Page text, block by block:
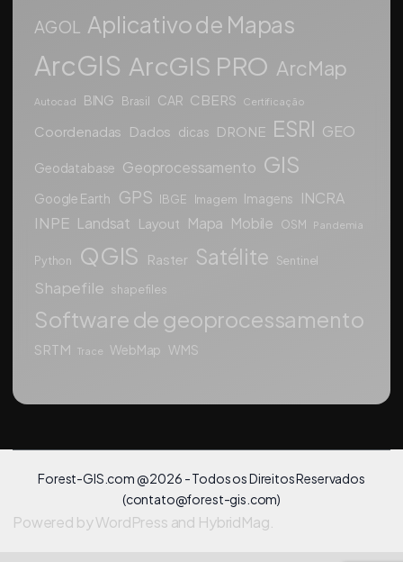
AGOL Aplicativo de Mapas
ArcGIS ArcGIS PRO ArcMap
Autocad BING Brasil CAR CBERS Certificação
Coordenadas Dados dicas DRONE ESRI GEO
Geodatabase Geoprocessamento GIS
Google Earth GPS IBGE Imagem Imagens
INCRA
INPE Landsat Layout Mapa Mobile OSM Pandemia
Python QGIS Raster Satélite Sentinel
Shapefile shapefiles
Software de geoprocessamento
SRTM Trace WebMap WMS
Forest-GIS.com @ 2026 - Todos os Direitos Reservados
(contato@forest-gis.com)
Powered byWordPress and HybridMag.